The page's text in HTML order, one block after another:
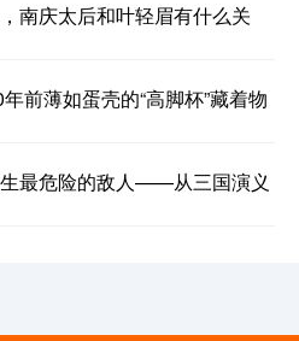
南庆太后和叶轻眉有什么关
前薄如蛋壳的“高脚杯”藏着物
最危险的敌人——从三国演义